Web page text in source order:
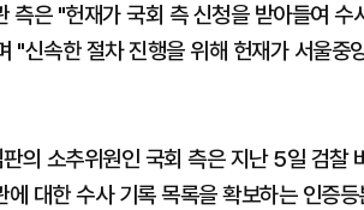
측은 "헌재가 국회 측 신청을 받아들여
"신속한 절차 진행을 위해 헌재가 서울
의 소추위원인 국회 측은 지난 5일 검찰
에 대한 수사 기록 목록을 확보하는 인증